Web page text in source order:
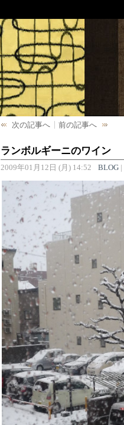
次の記事へ 前の記事へ
ランボルギーニのワイン
2009年01月12日 (月) 14:52 BLOG|